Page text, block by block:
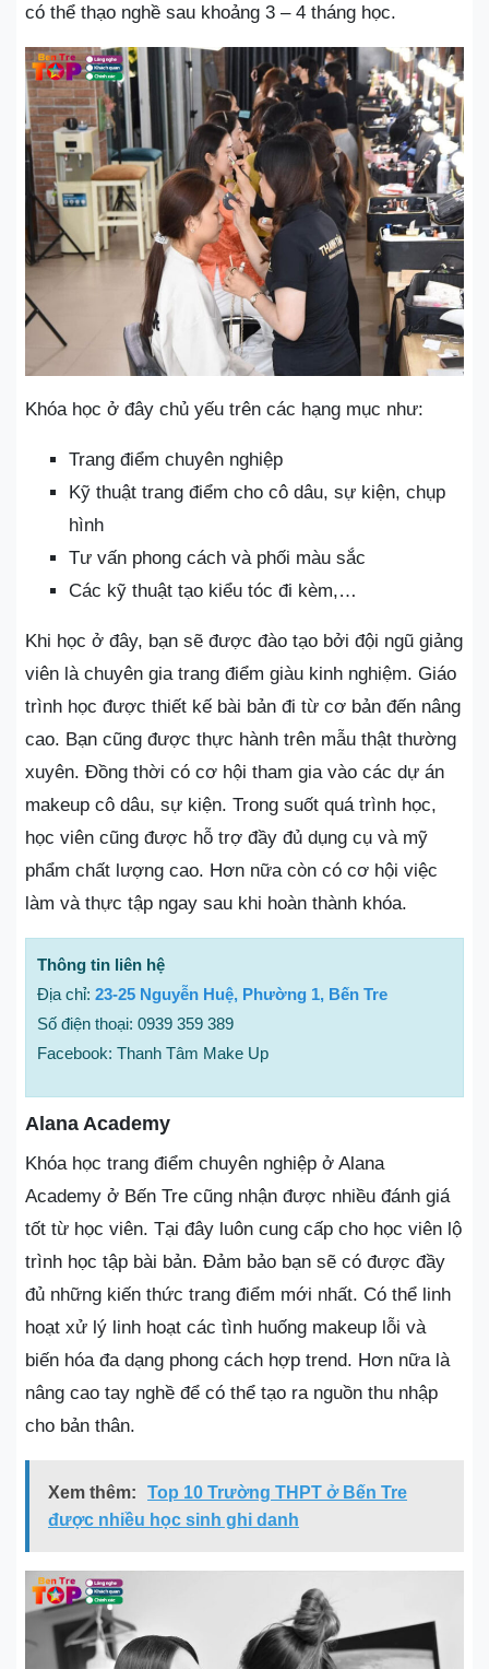
có thể thạo nghề sau khoảng 3 – 4 tháng học.
Khóa học ở đây chủ yếu trên các hạng mục như:
Trang điểm chuyên nghiệp
Kỹ thuật trang điểm cho cô dâu, sự kiện, chụp
hình
Tư vấn phong cách và phối màu sắc
Các kỹ thuật tạo kiểu tóc đi kèm,…
Khi học ở đây, bạn sẽ được đào tạo bởi đội ngũ giảng
viên là chuyên gia trang điểm giàu kinh nghiệm. Giáo
trình học được thiết kế bài bản đi từ cơ bản đến nâng
cao. Bạn cũng được thực hành trên mẫu thật thường
xuyên. Đồng thời có cơ hội tham gia vào các dự án
makeup cô dâu, sự kiện. Trong suốt quá trình học,
học viên cũng được hỗ trợ đầy đủ dụng cụ và mỹ
phẩm chất lượng cao. Hơn nữa còn có cơ hội việc
làm và thực tập ngay sau khi hoàn thành khóa.
Thông tin liên hệ
Địa chỉ: 23-25 Nguyễn Huệ, Phường 1, Bến Tre
Số điện thoại: 0939 359 389
Facebook: Thanh Tâm Make Up
Alana Academy
Khóa học trang điểm chuyên nghiệp ở Alana
Academy ở Bến Tre cũng nhận được nhiều đánh giá
tốt từ học viên. Tại đây luôn cung cấp cho học viên lộ
trình học tập bài bản. Đảm bảo bạn sẽ có được đầy
đủ những kiến thức trang điểm mới nhất. Có thể linh
hoạt xử lý linh hoạt các tình huống makeup lỗi và
biến hóa đa dạng phong cách hợp trend. Hơn nữa là
nâng cao tay nghề để có thể tạo ra nguồn thu nhập
cho bản thân.
Xem thêm:
Top 10 Trường THPT ở Bến Tre
được nhiều học sinh ghi danh